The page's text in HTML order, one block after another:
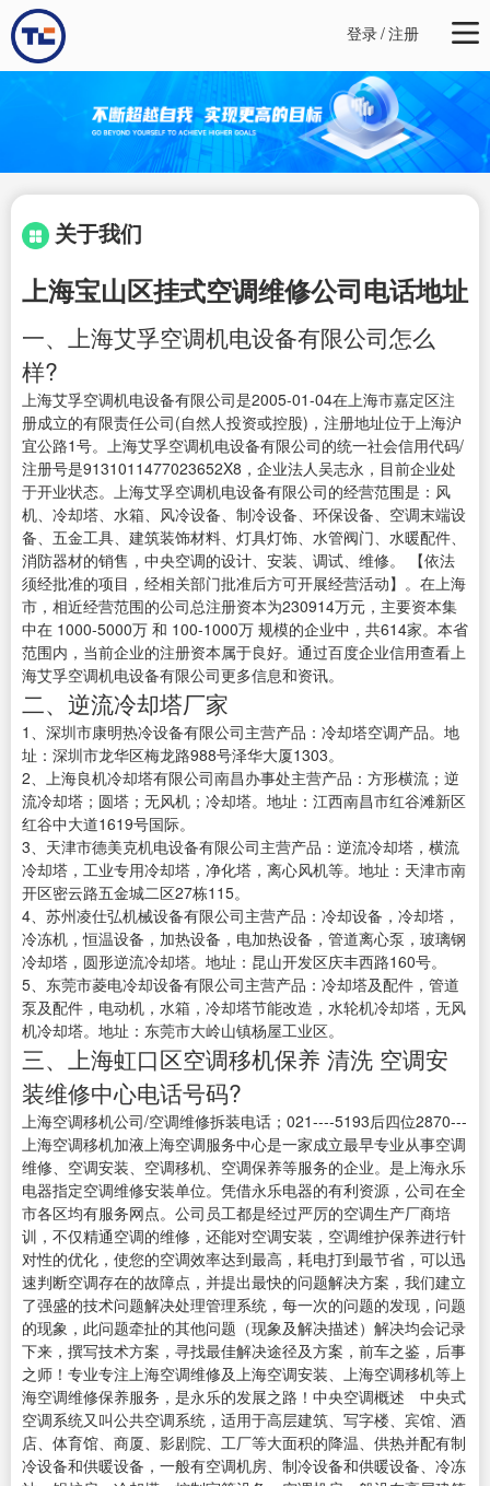
登录/注册
关于我们
上海宝山区挂式空调维修公司电话地址
一、上海艾孚空调机电设备有限公司怎么
样?
上海艾孚空调机电设备有限公司是2005-01-04在上海市嘉定区注
册成立的有限责任公司(自然人投资或控股)，注册地址位于上海沪
宜公路1号。上海艾孚空调机电设备有限公司的统一社会信用代码/
注册号是9131011477023652X8，企业法人吴志永，目前企业处
于开业状态。上海艾孚空调机电设备有限公司的经营范围是：风
机、冷却塔、水箱、风冷设备、制冷设备、环保设备、空调末端设
备、五金工具、建筑装饰材料、灯具灯饰、水管阀门、水暖配件、
消防器材的销售，中央空调的设计、安装、调试、维修。 【依法
须经批准的项目，经相关部门批准后方可开展经营活动】。在上海
市，相近经营范围的公司总注册资本为230914万元，主要资本集
中在 1000-5000万 和 100-1000万 规模的企业中，共614家。本省
范围内，当前企业的注册资本属于良好。通过百度企业信用查看上
海艾孚空调机电设备有限公司更多信息和资讯。
二、逆流冷却塔厂家
1、深圳市康明热冷设备有限公司主营产品：冷却塔空调产品。地
址：深圳市龙华区梅龙路988号泽华大厦1303。
2、上海良机冷却塔有限公司南昌办事处主营产品：方形横流；逆
流冷却塔；圆塔；无风机；冷却塔。地址：江西南昌市红谷滩新区
红谷中大道1619号国际。
3、天津市德美克机电设备有限公司主营产品：逆流冷却塔，横流
冷却塔，工业专用冷却塔，净化塔，离心风机等。地址：天津市南
开区密云路五金城二区27栋115。
4、苏州凌仕弘机械设备有限公司主营产品：冷却设备，冷却塔，
冷冻机，恒温设备，加热设备，电加热设备，管道离心泵，玻璃钢
冷却塔，圆形逆流冷却塔。地址：昆山开发区庆丰西路160号。
5、东莞市菱电冷却设备有限公司主营产品：冷却塔及配件，管道
泵及配件，电动机，水箱，冷却塔节能改造，水轮机冷却塔，无风
机冷却塔。地址：东莞市大岭山镇杨屋工业区。
三、上海虹口区空调移机保养 清洗 空调安
装维修中心电话号码?
上海空调移机公司/空调维修拆装电话；021----5193后四位2870---
上海空调移机加液上海空调服务中心是一家成立最早专业从事空调
维修、空调安装、空调移机、空调保养等服务的企业。是上海永乐
电器指定空调维修安装单位。凭借永乐电器的有利资源，公司在全
市各区均有服务网点。公司员工都是经过严厉的空调生产厂商培
训，不仅精通空调的维修，还能对空调安装，空调维护保养进行针
对性的优化，使您的空调效率达到最高，耗电打到最节省，可以迅
速判断空调存在的故障点，并提出最快的问题解决方案，我们建立
了强盛的技术问题解决处理管理系统，每一次的问题的发现，问题
的现象，此问题牵扯的其他问题（现象及解决描述）解决均会记录
下来，撰写技术方案，寻找最佳解决途径及方案，前车之鉴，后事
之师！专业专注上海空调维修及上海空调安装、上海空调移机等上
海空调维修保养服务，是永乐的发展之路！中央空调概述 中央式
空调系统又叫公共空调系统，适用于高层建筑、写字楼、宾馆、酒
店、体育馆、商厦、影剧院、工厂等大面积的降温、供热并配有制
冷设备和供暖设备，一般有空调机房、制冷设备和供暖设备、冷冻